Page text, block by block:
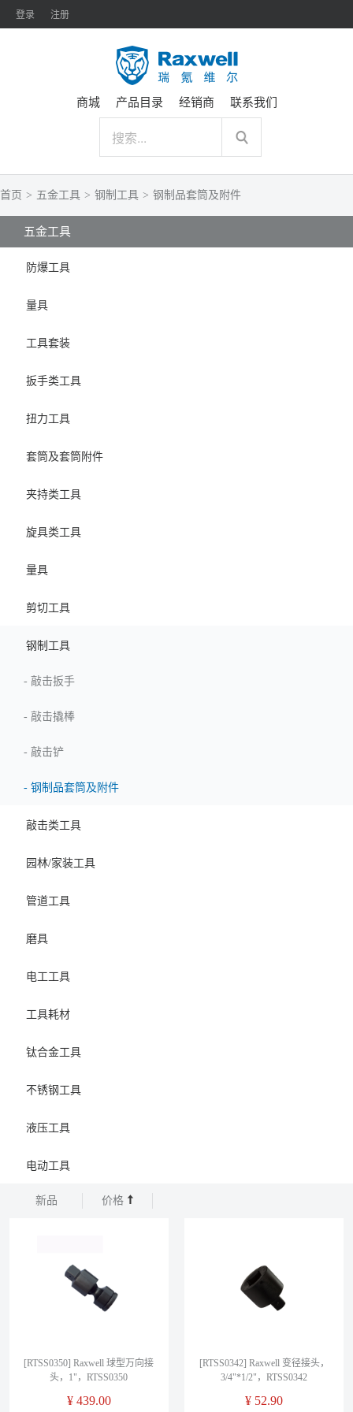
登录 注册
商城 产品目录 经销商 联系我们
首页 > 五金工具 > 钢制工具 > 钢制品套筒及附件
五金工具
防爆工具
量具
工具套装
扳手类工具
扭力工具
套筒及套筒附件
夹持类工具
旋具类工具
量具
剪切工具
钢制工具
- 敲击扳手
- 敲击撬棒
- 敲击铲
- 钢制品套筒及附件
敲击类工具
园林/家装工具
管道工具
磨具
电工工具
工具耗材
钛合金工具
不锈钢工具
液压工具
电动工具
新品 价格
[RTSS0350] Raxwell 球型万向接
头，1"，RTSS0350
¥ 439.00
[RTSS0342] Raxwell 变径接头，
3/4"*1/2"，RTSS0342
¥ 52.90